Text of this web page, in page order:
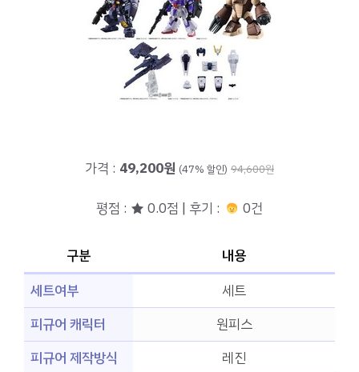
가격 : 49,200원 (47% 할인) 94,600원
평점 : ★ 0.0점 | 후기 : 0건
구분
내용
세트여부
세트
피규어 캐릭터
원피스
피규어 제작방식
레진